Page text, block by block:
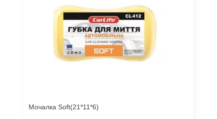
Мочалка Soft(21*11*6)